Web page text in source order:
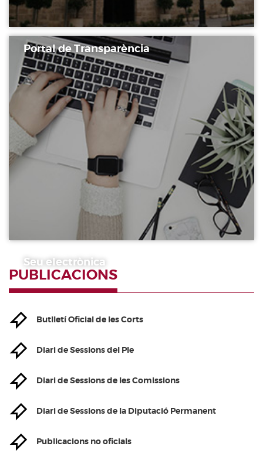
Portal de Transparència
Seu electrònica
PUBLICACIONS
Butlletí Oficial de les Corts
Diari de Sessions del Ple
Diari de Sessions de les Comissions
Diari de Sessions de la Diputació Permanent
Publicacions no oficials